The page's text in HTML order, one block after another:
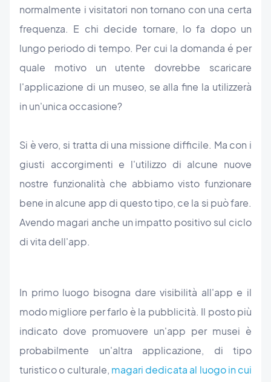
normalmente i visitatori non tornano con una certa
frequenza. E chi decide tornare, lo fa dopo un
lungo periodo di tempo. Per cui la domanda é per
quale motivo un utente dovrebbe scaricare
l'applicazione di un museo, se alla fine la utilizzerà
in un'unica occasione?
Si è vero, si tratta di una missione difficile. Ma con i
giusti accorgimenti e l'utilizzo di alcune nuove
nostre funzionalità che abbiamo visto funzionare
bene in alcune app di questo tipo, ce la si può fare.
Avendo magari anche un impatto positivo sul ciclo
di vita dell'app.
In primo luogo bisogna dare visibilità all'app e il
modo migliore per farlo è la pubblicità. Il posto più
indicato dove promuovere un'app per musei è
probabilmente un'altra applicazione, di tipo
turistico o culturale, magari dedicata al luogo in cui